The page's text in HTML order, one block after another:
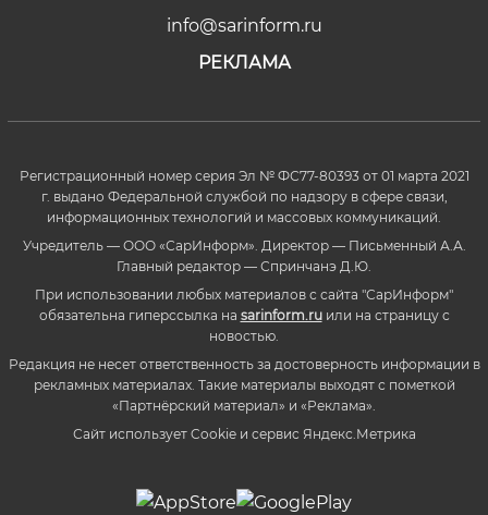
info@sarinform.ru
РЕКЛАМА
Регистрационный номер серия Эл № ФС77-80393 от 01 марта 2021
г. выдано Федеральной службой по надзору в сфере связи,
информационных технологий и массовых коммуникаций.
Учредитель — ООО «СарИнформ». Директор — Письменный А.А.
Главный редактор — Спринчанэ Д.Ю.
При использовании любых материалов с сайта "СарИнформ"
обязательна гиперссылка на sarinform.ruили на страницу с
новостью.
Редакция не несет ответственность за достоверность информации в
рекламных материалах. Такие материалы выходят с пометкой
«Партнёрский материал» и «Реклама».
Сайт использует Cookie и сервиc Яндекс.Метрика